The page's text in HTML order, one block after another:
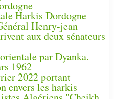
Harkis Dordogne
Henry-jean
aux deux sénateurs
par Dyanka.
1962
2022 portant
envers les harkis